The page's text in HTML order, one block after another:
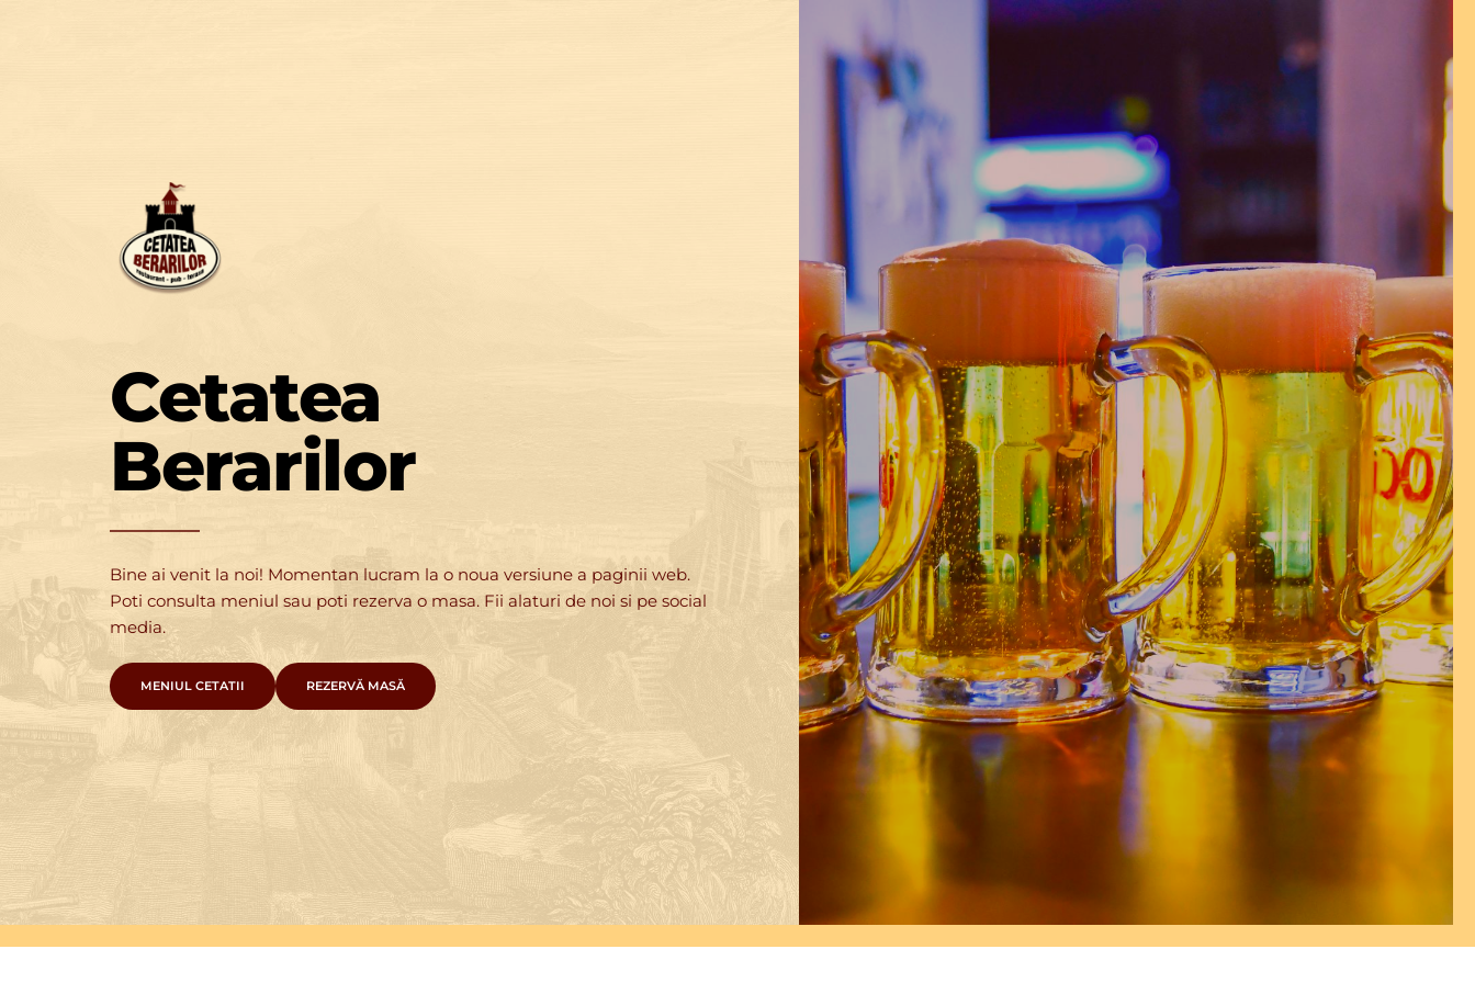
Cetatea
Berarilor
Bine ai venit la noi! Momentan lucram la o noua versiune a paginii web.
Poti consulta meniul sau poti rezerva o masa. Fii alaturi de noi si pe social
media.
MENIUL CETATII REZERVĂ MASĂ